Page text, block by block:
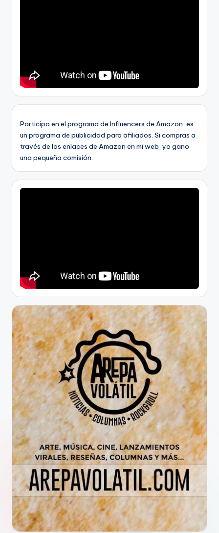
Participo en el programa de Influencers de Amazon, es
un programa de publicidad para afiliados. Si compras a
través de los enlaces de Amazon en mi web, yo gano
una pequeña comisión.